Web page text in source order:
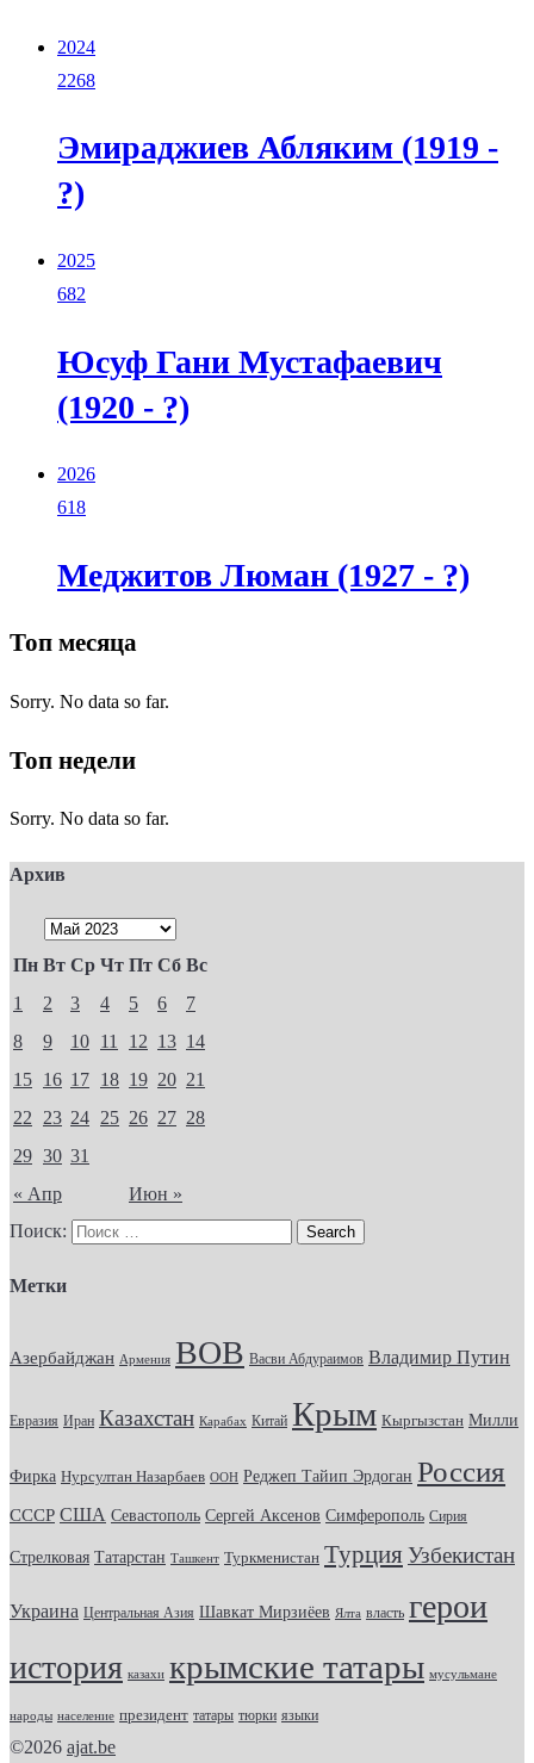
2024
2268
Эмираджиев Абляким (1919 -
?)
2025
682
Юсуф Гани Мустафаевич
(1920 - ?)
2026
618
Меджитов Люман (1927 - ?)
Топ месяца
Sorry. No data so far.
Топ недели
Sorry. No data so far.
Архив
Пн Вт Ср Чт Пт Сб Вс
« Апр Июн »
1 2 3 4 5 6
7
8
9 10 11 12 13 14
15 16 17 18 19 20 21
22
23 24 25 26 27 28
29 30 31
Поиск:
Метки
Азербайджан Армения ВОВ Васви Абдураимов Владимир Путин
Евразия Иран Казахстан Карабах Китай Крым Кыргызстан Милли
Фирка Нурсултан Назарбаев ООН Реджеп Тайип Эрдоган Россия
СССР США Севастополь Сергей Аксенов Симферополь Сирия
Стрелковая Татарстан Ташкент Туркменистан Турция Узбекистан
Украина Центральная Азия Шавкат Мирзиёев Ялта власть герои
история казахи крымские татары мусульмане
народы население президент татары тюрки языки
©2026 ajat.be